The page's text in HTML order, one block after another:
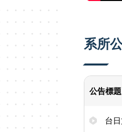
系所
公告標題
台